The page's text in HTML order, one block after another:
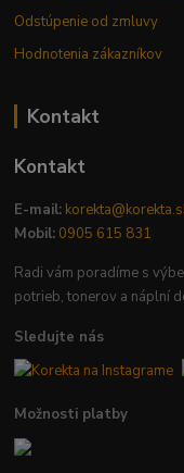
Odstúpenie od zmluvy
Hodnotenia zákazníkov
Kontakt
Kontakt
E-mail:
Mobil: 0905 615 831
Radi vám poradíme s
potrieb, tonerov a náplní
Sledujte nás
Možnosti platby